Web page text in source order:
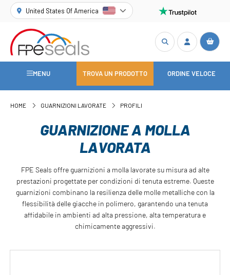
United States Of America
MENU TROVA UN PRODOTTO ORDINE VELOCE
HOME GUARNIZIONI LAVORATE PROFILI
GUARNIZIONE A MOLLA
LAVORATA
FPE Seals offre guarnizioni a molla lavorate su misura ad alte
prestazioni progettate per condizioni di tenuta estreme. Queste
guarnizioni combinano la resilienza delle molle metalliche con la
flessibilità delle giacche in polimero, garantendo una tenuta
affidabile in ambienti ad alta pressione, alta temperatura e
chimicamente aggressivi.